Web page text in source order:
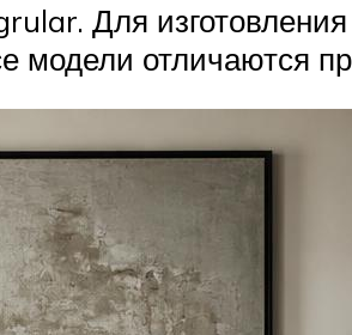
Для
модели отличаются